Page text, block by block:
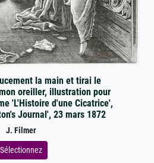
la main et tirai le
oreiller, illustration pour
'L'Histoire d'une Cicatrice',
Journal', 23 mars 1872
J. Filmer
Sélectionnez